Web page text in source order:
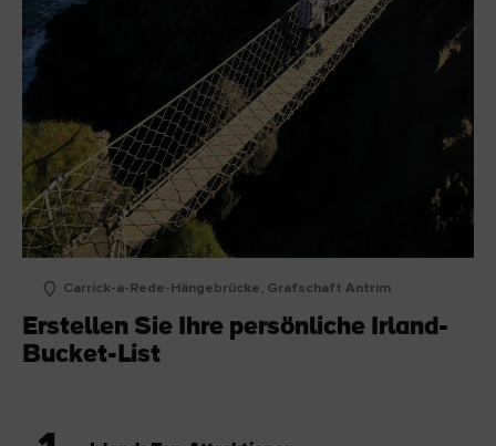
Carrick-a-Rede-Hängebrücke, Grafschaft Antrim
Erstellen Sie Ihre persönliche Irland-
Bucket-List